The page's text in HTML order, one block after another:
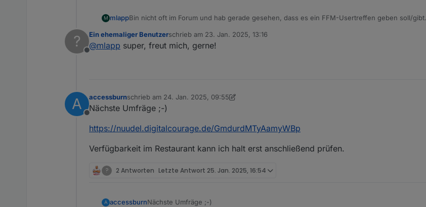
M mlappBin nicht oft im Forum und hab gerade gesehen, dass es ein FFM-Usertreffen geben soll/gibt.
Ich hab hier ne relativ große ioB-Installation und bin natürlich immer an Austausch interessiert.
?
Offline
Ein ehemaliger Benutzerschrieb am 23. Jan. 2025, 13:16
zuletzt editiert von
@mlapp super, freut mich, gerne!
A
Offline
accessburnschrieb am 24. Jan. 2025, 09:55
zuletzt editiert von accessburn
Nächste Umfräge ;-)
https://nuudel.digitalcourage.de/GmdurdMTyAamyWBp
Verfügbarkeit im Restaurant kann ich halt erst anschließend prüfen.
? 2 Antworten Letzte Antwort 25. Jan. 2025, 16:54
A accessburnNächste Umfräge ;-)